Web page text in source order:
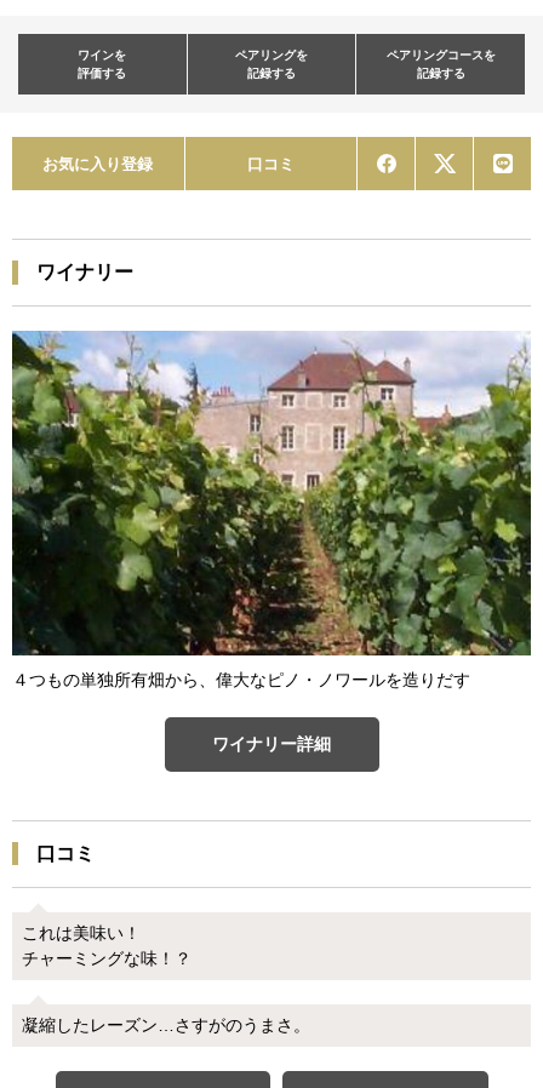
ワインを
評価する
ペアリングを
記録する
ペアリングコースを
記録する
お気に入り登録 口コミ
ワイナリー
４つもの単独所有畑から、偉大なピノ・ノワールを造りだす
ワイナリー詳細
口コミ
これは美味い！
チャーミングな味！？
凝縮したレーズン…さすがのうまさ。